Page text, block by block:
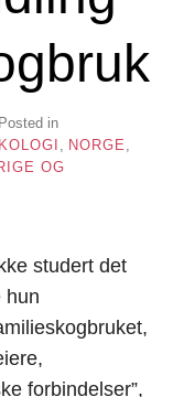
Posted in
NORGE
OG
studert det
hun
forbindelser”,